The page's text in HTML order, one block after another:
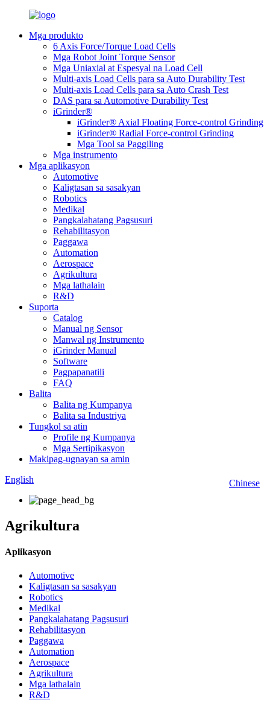
Mga produkto
6 Axis Force/Torque Load Cells
Mga Robot Joint Torque Sensor
Mga Uniaxial at Espesyal na Load Cell
Multi-axis Load Cells para sa Auto Durability Test
Multi-axis Load Cells para sa Auto Crash Test
DAS para sa Automotive Durability Test
iGrinder®
iGrinder® Axial Floating Force-control Grinding
iGrinder® Radial Force-control Grinding
Mga Tool sa Paggiling
Mga instrumento
Mga aplikasyon
Automotive
Kaligtasan sa sasakyan
Robotics
Medikal
Pangkalahatang Pagsusuri
Rehabilitasyon
Paggawa
Automation
Aerospace
Agrikultura
Mga lathalain
R&D
Suporta
Catalog
Manual ng Sensor
Manwal ng Instrumento
iGrinder Manual
Software
Pagpapanatili
FAQ
Balita
Balita ng Kumpanya
Balita sa Industriya
Tungkol sa atin
Profile ng Kumpanya
Mga Sertipikasyon
Makipag-ugnayan sa amin
Chinese
English
Agrikultura
Aplikasyon
Automotive
Kaligtasan sa sasakyan
Robotics
Medikal
Pangkalahatang Pagsusuri
Rehabilitasyon
Paggawa
Automation
Aerospace
Agrikultura
Mga lathalain
R&D